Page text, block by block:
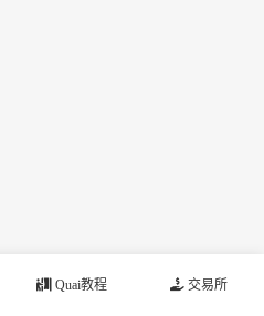
Quai教程 交易所